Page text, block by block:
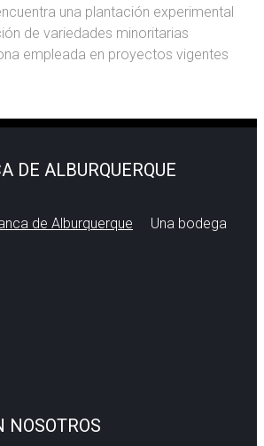
una plantación experimental
de variedades minoritarias
empleada en proyectos vigentes
DE ALBURQUERQUE
Una bodega
NOSOTROS